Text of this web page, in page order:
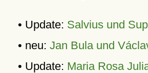
• Update: Salvius und
• neu: Jan Bula und
• Update: Maria Rosa